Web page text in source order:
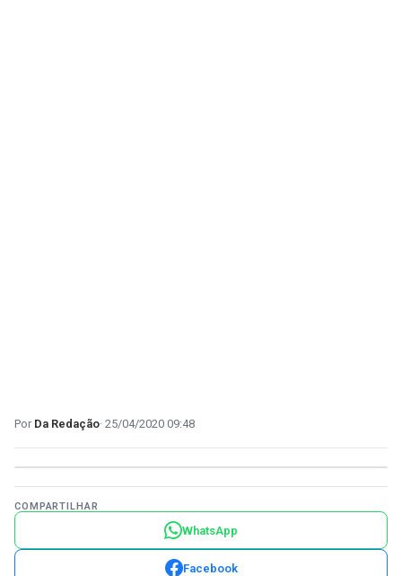
Da Redação 25/04/2020 09:48
COMPARTILHAR
WhatsApp
Facebook